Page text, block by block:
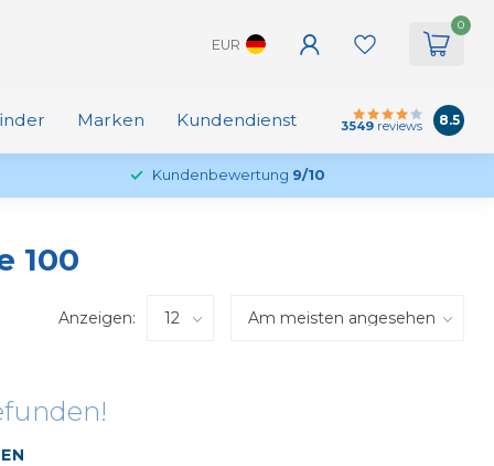
EUR
0
Marken Kundendienst 3549 reviews 8.5
Kundenbewertung 9/10
100
Anzeigen: